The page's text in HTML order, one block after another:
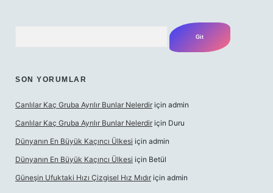
SON YORUMLAR
Canlılar Kaç Gruba Ayrılır Bunlar Nelerdir için admin
Canlılar Kaç Gruba Ayrılır Bunlar Nelerdir için Duru
Dünyanın En Büyük Kaçıncı Ülkesi için admin
Dünyanın En Büyük Kaçıncı Ülkesi için Betül
Güneşin Ufuktaki Hızı Çizgisel Hız Mıdır için admin